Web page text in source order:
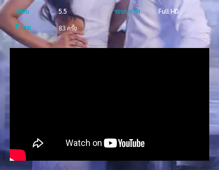
IMDb
5.5 ระบบภาพ
Full HD
รับชม
83 ครั้ง